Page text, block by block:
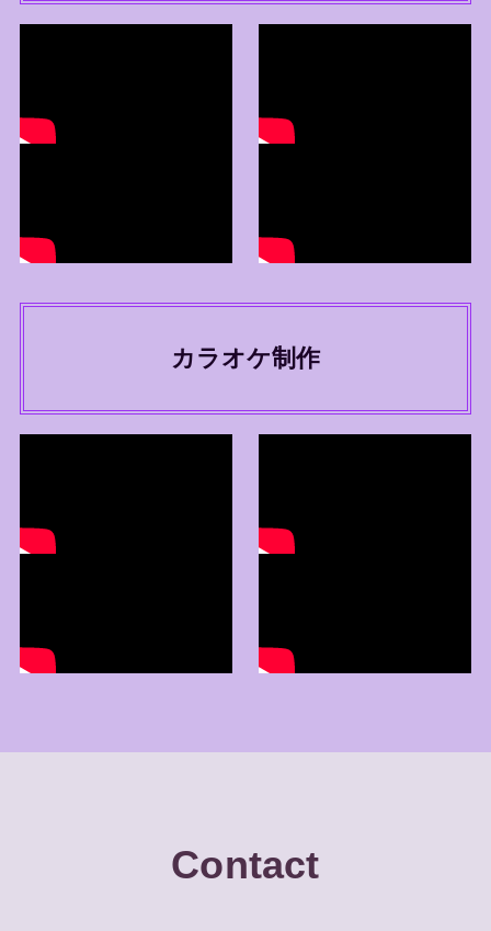
カラオケ制作
Contact